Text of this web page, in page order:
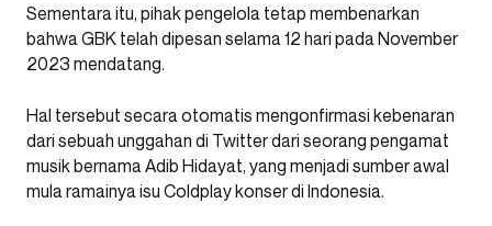
Sementara itu, pihak pengelola tetap membenarkan
bahwa GBK telah dipesan selama 12 hari pada November
2023 mendatang.
Hal tersebut secara otomatis mengonfirmasi kebenaran
dari sebuah unggahan di Twitter dari seorang pengamat
musik bernama Adib Hidayat, yang menjadi sumber awal
mula ramainya isu Coldplay konser di Indonesia.